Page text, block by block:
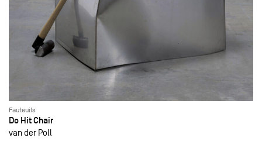
Fauteuils
Do Hit Chair
van der Poll